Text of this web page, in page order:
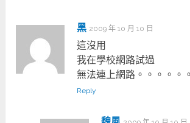
黑 2009 年 10 月 10 日
這沒用
我在學校網路試過
無法連上網路。。。。。
Reply